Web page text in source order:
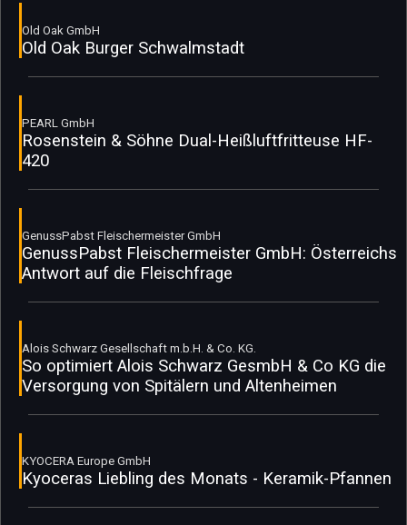
Old Oak GmbH
Old Oak Burger Schwalmstadt
PEARL GmbH
Rosenstein & Söhne Dual-Heißluftfritteuse HF-
420
GenussPabst Fleischermeister GmbH
GenussPabst Fleischermeister GmbH: Österreichs
Antwort auf die Fleischfrage
Alois Schwarz Gesellschaft m.b.H. & Co. KG.
So optimiert Alois Schwarz GesmbH & Co KG die
Versorgung von Spitälern und Altenheimen
KYOCERA Europe GmbH
Kyoceras Liebling des Monats - Keramik-Pfannen